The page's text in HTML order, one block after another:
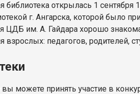
библиотека открылась 1 сентября
г. Ангарска, которой было
ЦДБ им. А. Гайдара хорошо
педагогов, родителей,
вы можете принять участие в